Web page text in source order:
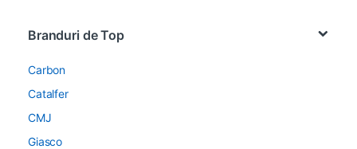
Branduri de Top
Carbon
Catalfer
CMJ
Giasco